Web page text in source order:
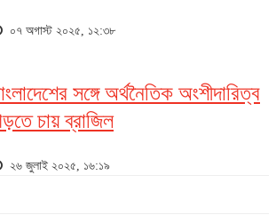
০৭ অগাস্ট ২০২৫, ১২:৩৮
সঙ্গে অর্থনৈতিক অংশীদারিত্ব
চায় ব্রাজিল
২৬ জুলাই ২০২৫, ১৬:১৯